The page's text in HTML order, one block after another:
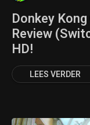
Donkey
Review
HD!
LEES VERDER